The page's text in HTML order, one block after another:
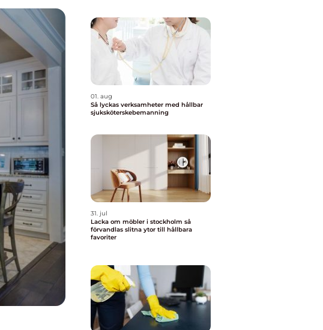
01. aug
Så lyckas verksamheter med hållbar
sjuksköterskebemanning
31. jul
Lacka om möbler i stockholm så
förvandlas slitna ytor till hållbara
favoriter